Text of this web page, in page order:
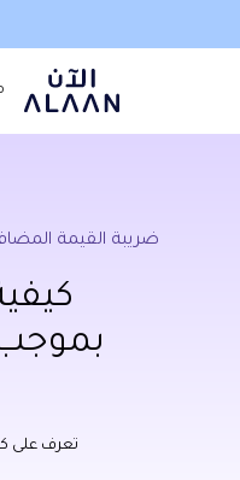
ضريبة القيمة
بموجب
تعرف على